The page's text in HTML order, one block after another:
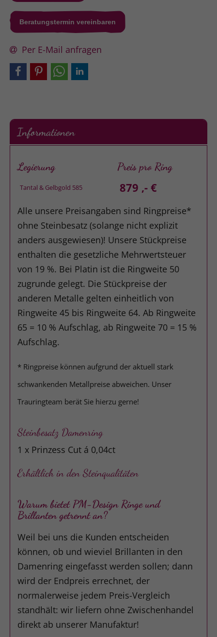
Beratungstermin vereinbaren
Per E-Mail anfragen
Informationen
Legierung Preis pro Ring
Tantal & Gelbgold 585 879 ,- €
Alle unsere Preisangaben sind Ringpreise*
ohne Steinbesatz (solange nicht explizit
anders ausgewiesen)! Unsere Stückpreise
enthalten die gesetzliche Mehrwertsteuer
von 19 %. Bei Platin ist die Ringweite 50
zugrunde gelegt. Die Stückpreise der
anderen Metalle gelten einheitlich von
Ringweite 45 bis Ringweite 64. Ab Ringweite
65 = 10 % Aufschlag, ab Ringweite 70 = 15 %
Aufschlag.
* Ringpreise können aufgrund der aktuell stark
schwankenden Metallpreise abweichen. Unser
Trauringteam berät Sie hierzu gerne!
Steinbesatz Damenring
1 x Prinzess Cut á 0,04ct
Erhältlich in den Steinqualitäten
Warum bietet PM-Design Ringe und
Brillanten getrennt an?
Weil bei uns die Kunden entscheiden
können, ob und wieviel Brillanten in den
Damenring eingefasst werden sollen; dann
wird der Endpreis errechnet, der
normalerweise jedem Preis-Vergleich
standhält: wir liefern ohne Zwischenhandel
direkt ab unserer Manufaktur!